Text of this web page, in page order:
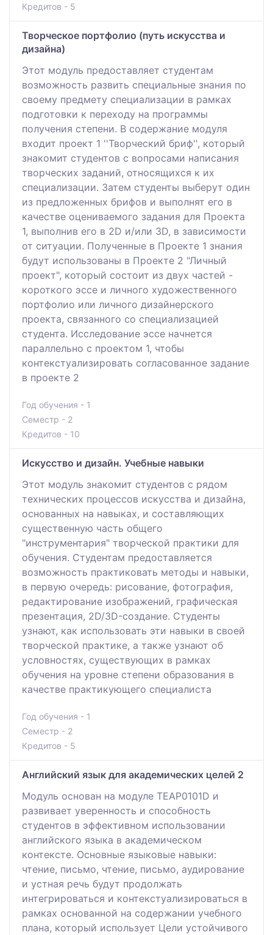
Кредитов - 5
Творческое портфолио (путь искусства и
дизайна)
Этот модуль предоставляет студентам
возможность развить специальные знания по
своему предмету специализации в рамках
подготовки к переходу на программы
получения степени. В содержание модуля
входит проект 1 ''Творческий бриф'', который
знакомит студентов с вопросами написания
творческих заданий, относящихся к их
специализации. Затем студенты выберут один
из предложенных брифов и выполнят его в
качестве оцениваемого задания для Проекта
1, выполнив его в 2D и/или 3D, в зависимости
от ситуации. Полученные в Проекте 1 знания
будут использованы в Проекте 2 "Личный
проект", который состоит из двух частей -
короткого эссе и личного художественного
портфолио или личного дизайнерского
проекта, связанного со специализацией
студента. Исследование эссе начнется
параллельно с проектом 1, чтобы
контекстуализировать согласованное задание
в проекте 2
Год обучения - 1
Семестр - 2
Кредитов - 10
Искусство и дизайн. Учебные навыки
Этот модуль знакомит студентов с рядом
технических процессов искусства и дизайна,
основанных на навыках, и составляющих
существенную часть общего
"инструментария" творческой практики для
обучения. Студентам предоставляется
возможность практиковать методы и навыки,
в первую очередь: рисование, фотография,
редактирование изображений, графическая
презентация, 2D/3D-создание. Студенты
узнают, как использовать эти навыки в своей
творческой практике, а также узнают об
условностях, существующих в рамках
обучения на уровне степени образования в
качестве практикующего специалиста
Год обучения - 1
Семестр - 2
Кредитов - 5
Английский язык для академических целей 2
Модуль основан на модуле TEAP0101D и
развивает уверенность и способность
студентов в эффективном использовании
английского языка в академическом
контексте. Основные языковые навыки:
чтение, письмо, чтение, письмо, аудирование
и устная речь будут продолжать
интегрироваться и контекстуализироваться в
рамках основанной на содержании учебного
плана, который использует Цели устойчивого